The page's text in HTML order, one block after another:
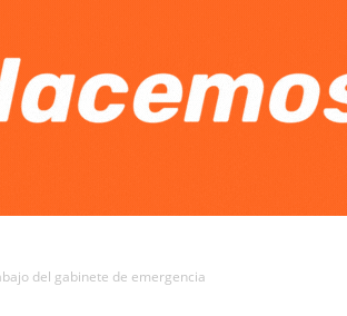
del gabinete de emergencia